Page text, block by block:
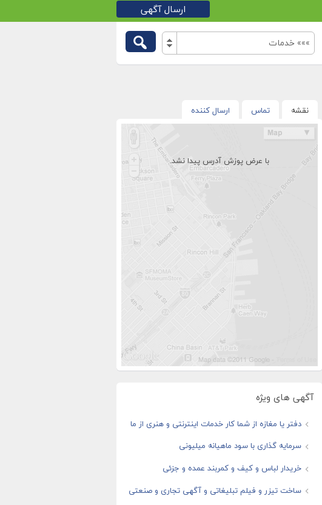
ارسال آگهی
»»» خدمات
نقشه تماس ارسال کننده
با عرض پوزش آدرس پیدا نشد.
آگهی های ویژه
دفتر یا مغازه از شما کار خدمات اینترنتی و هنری از ما
سرمایه گذاری با سود ماهیانه میلیونی
خریدار لباس و کیف و کمربند عمده و جزئی
ساخت تیزر و فیلم تبلیغاتی و آگهی تجاری و صنعتی